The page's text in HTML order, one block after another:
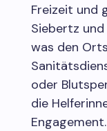
Freizeit und
Siebertz
was den
oder
die
Engagement.